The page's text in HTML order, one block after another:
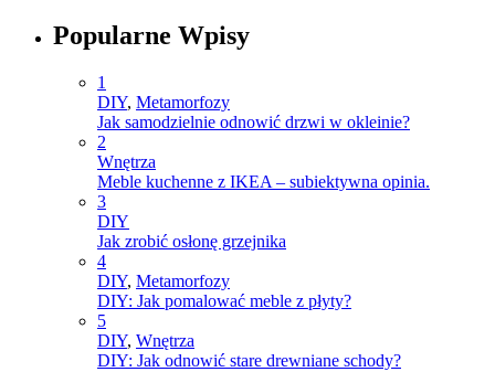
Popularne Wpisy
1
DIY, Metamorfozy
Jak samodzielnie odnowić drzwi w okleinie?
2
Wnętrza
Meble kuchenne z IKEA – subiektywna opinia.
3
DIY
Jak zrobić osłonę grzejnika
4
DIY, Metamorfozy
DIY: Jak pomalować meble z płyty?
5
DIY, Wnętrza
DIY: Jak odnowić stare drewniane schody?